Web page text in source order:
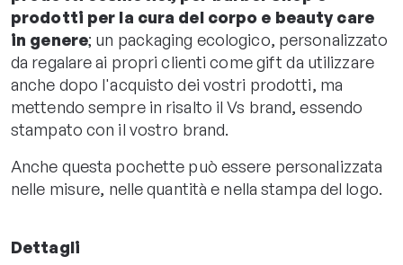
prodotti per la cura del corpo e beauty care
in genere; un packaging ecologico, personalizzato
da regalare ai propri clienti come gift da utilizzare
anche dopo l'acquisto dei vostri prodotti, ma
mettendo sempre in risalto il Vs brand, essendo
stampato con il vostro brand.
Anche questa pochette può essere personalizzata
nelle misure, nelle quantità e nella stampa del logo.
Dettagli